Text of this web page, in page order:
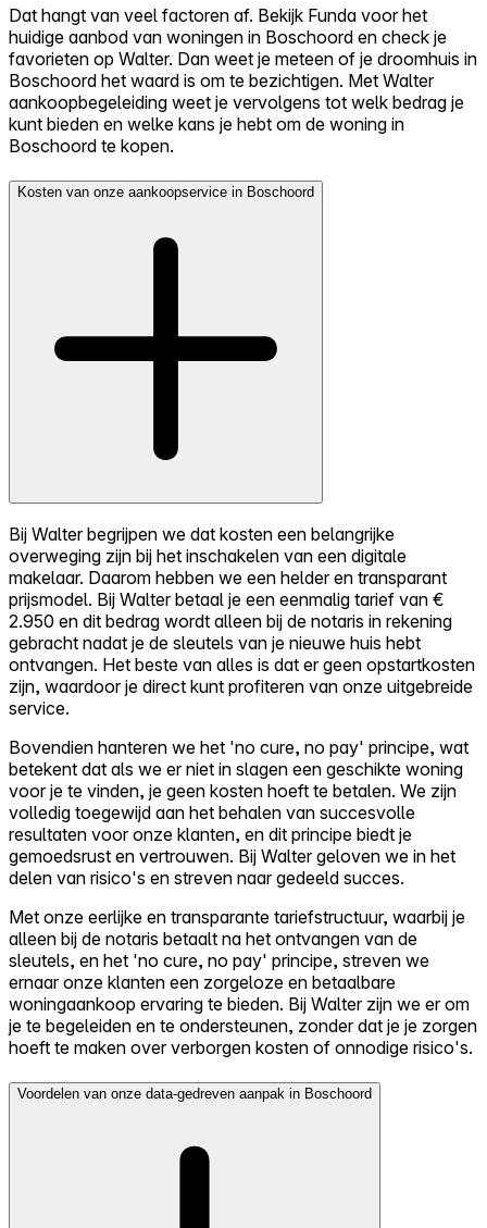
Dat hangt van veel factoren af. Bekijk Funda voor het
huidige aanbod van woningen in Boschoord en check je
favorieten op Walter. Dan weet je meteen of je droomhuis in
Boschoord het waard is om te bezichtigen. Met Walter
aankoopbegeleiding weet je vervolgens tot welk bedrag je
kunt bieden en welke kans je hebt om de woning in
Boschoord te kopen.
Kosten van onze aankoopservice in Boschoord
Bij Walter begrijpen we dat kosten een belangrijke
overweging zijn bij het inschakelen van een digitale
makelaar. Daarom hebben we een helder en transparant
prijsmodel. Bij Walter betaal je een eenmalig tarief van €
2.950 en dit bedrag wordt alleen bij de notaris in rekening
gebracht nadat je de sleutels van je nieuwe huis hebt
ontvangen. Het beste van alles is dat er geen opstartkosten
zijn, waardoor je direct kunt profiteren van onze uitgebreide
service.
Bovendien hanteren we het 'no cure, no pay' principe, wat
betekent dat als we er niet in slagen een geschikte woning
voor je te vinden, je geen kosten hoeft te betalen. We zijn
volledig toegewijd aan het behalen van succesvolle
resultaten voor onze klanten, en dit principe biedt je
gemoedsrust en vertrouwen. Bij Walter geloven we in het
delen van risico's en streven naar gedeeld succes.
Met onze eerlijke en transparante tariefstructuur, waarbij je
alleen bij de notaris betaalt na het ontvangen van de
sleutels, en het 'no cure, no pay' principe, streven we
ernaar onze klanten een zorgeloze en betaalbare
woningaankoop ervaring te bieden. Bij Walter zijn we er om
je te begeleiden en te ondersteunen, zonder dat je je zorgen
hoeft te maken over verborgen kosten of onnodige risico's.
Voordelen van onze data-gedreven aanpak in Boschoord